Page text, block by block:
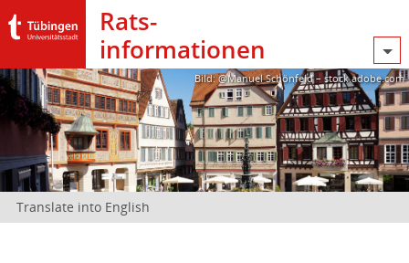
Rats­
informationen
Bild: @Manuel Schönfeld – stock.adobe.com
Translate into English